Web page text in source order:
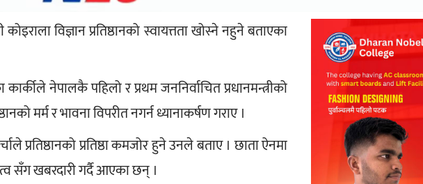
विज्ञान प्रतिष्ठानको स्वायत्तता खोस्ने नहुने बताएका
नेपालकै पहिलो र प्रथम जननिर्वाचित प्रधानमन्त्रीको
मर्म र भावना विपरीत नगर्न ध्यानाकर्षण गराए ।
प्रतिष्ठानको प्रतिष्ठा कमजोर हुने उनले बताए । छाता ऐनमा
सँग खबरदारी गर्दै आएका छन् ।